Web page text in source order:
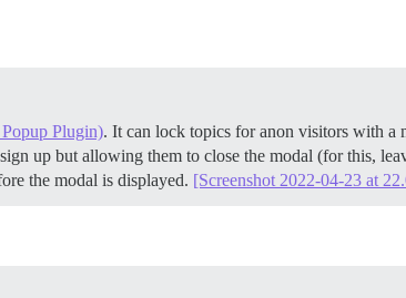
Plugin). It can lock topics for anon visitors with
up but allowing them to close the modal (for this,
the modal is displayed. [Screenshot 2022-04-23 at